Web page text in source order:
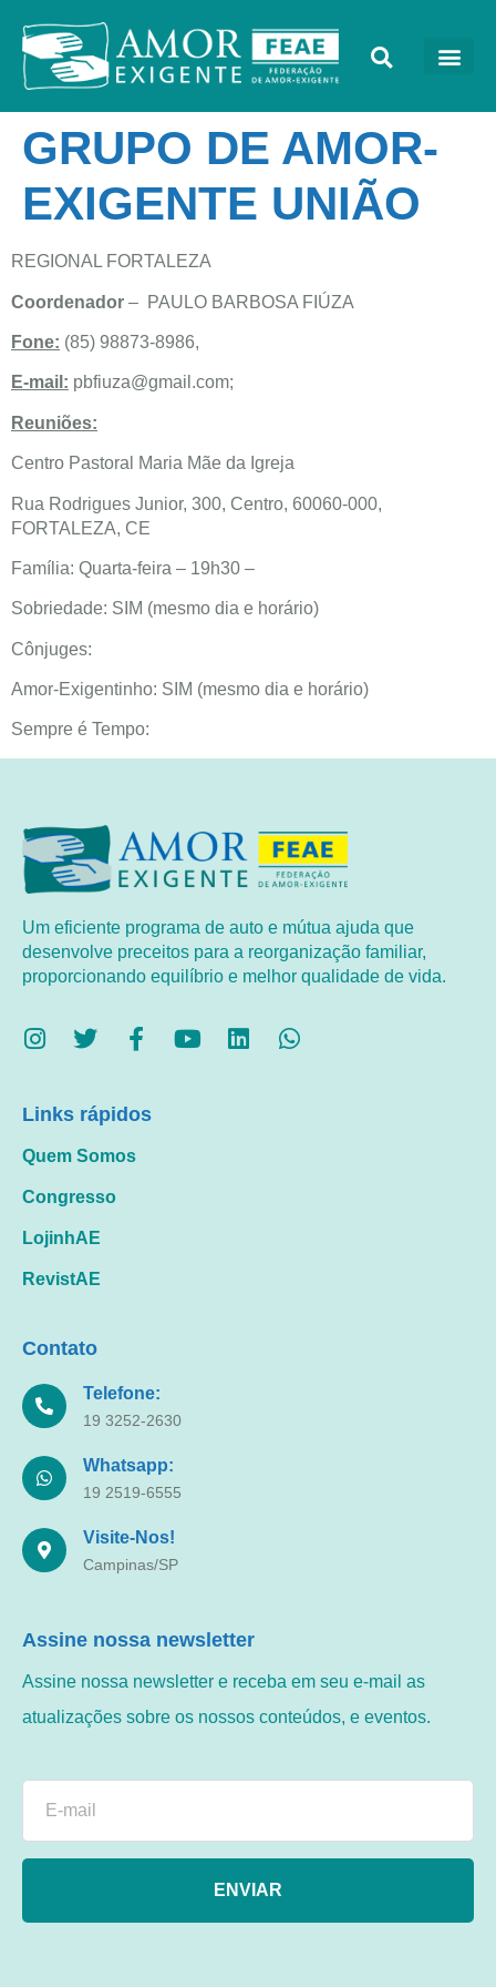
GRUPO DE AMOR-
EXIGENTE UNIÃO
REGIONAL FORTALEZA
Coordenador – PAULO BARBOSA FIÚZA
Fone: (85) 98873-8986,
E-mail: pbfiuza@gmail.com;
Reuniões:
Centro Pastoral Maria Mãe da Igreja
Rua Rodrigues Junior, 300, Centro, 60060-000,
FORTALEZA, CE
Família: Quarta-feira – 19h30 –
Sobriedade: SIM (mesmo dia e horário)
Cônjuges:
Amor-Exigentinho: SIM (mesmo dia e horário)
Sempre é Tempo:
Um eficiente programa de auto e mútua ajuda que
desenvolve preceitos para a reorganização familiar,
proporcionando equilíbrio e melhor qualidade de vida.
Links rápidos
Quem Somos
Congresso
LojinhAE
RevistAE
Contato
Telefone:
19 3252-2630
Whatsapp:
19 2519-6555
Visite-Nos!
Campinas/SP
Assine nossa newsletter
Assine nossa newsletter e receba em seu e-mail as
atualizações sobre os nossos conteúdos, e eventos.
ENVIAR